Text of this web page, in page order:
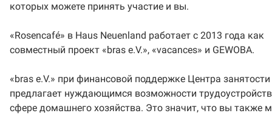
которых можете принять участие и вы.
«Rosencafé» в Haus Neuenland работает с 2013 года как
совместный проект «bras e.V.», «vacances» и GEWOBA.
«bras e.V.» при финансовой поддержке Центра занятости
предлагает нуждающимся возможности
сфере домашнего хозяйства. Это значит, что вы также